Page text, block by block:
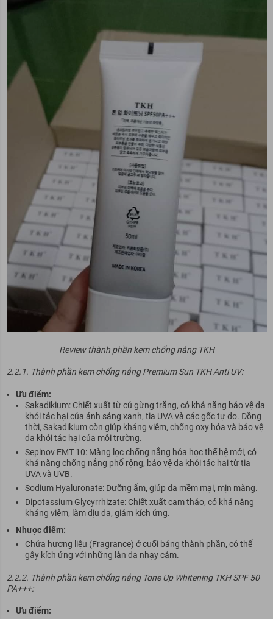
Review thành phần kem chống nắng TKH
2.2.1. Thành phần kem chống nắng Premium Sun TKH Anti UV:
Ưu điểm:
Sakadikium: Chiết xuất từ củ gừng trắng, có khả năng bảo vệ da
khỏi tác hại của ánh sáng xanh, tia UVA và các gốc tự do. Đồng
thời, Sakadikium còn giúp kháng viêm, chống oxy hóa và bảo vệ
da khỏi tác hại của môi trường.
Sepinov EMT 10: Màng lọc chống nắng hóa học thế hệ mới, có
khả năng chống nắng phổ rộng, bảo vệ da khỏi tác hại từ tia
UVA và UVB.
Sodium Hyaluronate: Dưỡng ẩm, giúp da mềm mại, mịn màng.
Dipotassium Glycyrrhizate: Chiết xuất cam thảo, có khả năng
kháng viêm, làm dịu da, giảm kích ứng.
Nhược điểm:
Chứa hương liệu (Fragrance) ở cuối bảng thành phần, có thể
gây kích ứng với những làn da nhạy cảm.
2.2.2. Thành phần kem chống nắng Tone Up Whitening TKH SPF 50
PA+++:
Ưu điểm: